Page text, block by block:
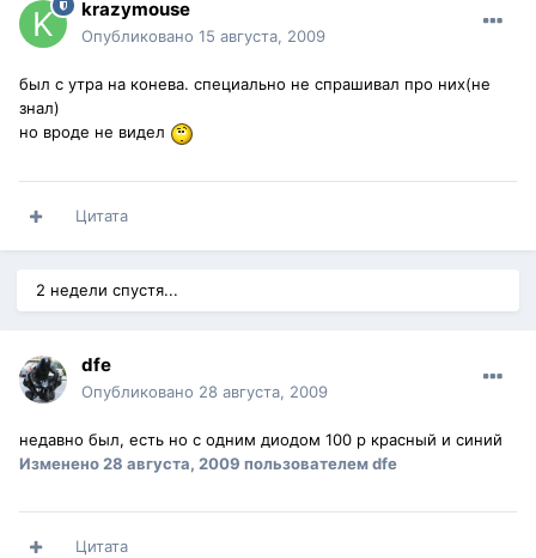
krazymouse
Опубликовано 15 августа, 2009
был с утра на конева. специально не спрашивал про них(не
знал)
но вроде не видел
Цитата
2 недели спустя...
dfe
Опубликовано 28 августа, 2009
недавно был, есть но с одним диодом 100 р красный и синий
Изменено28 августа, 2009 пользователем dfe
Цитата